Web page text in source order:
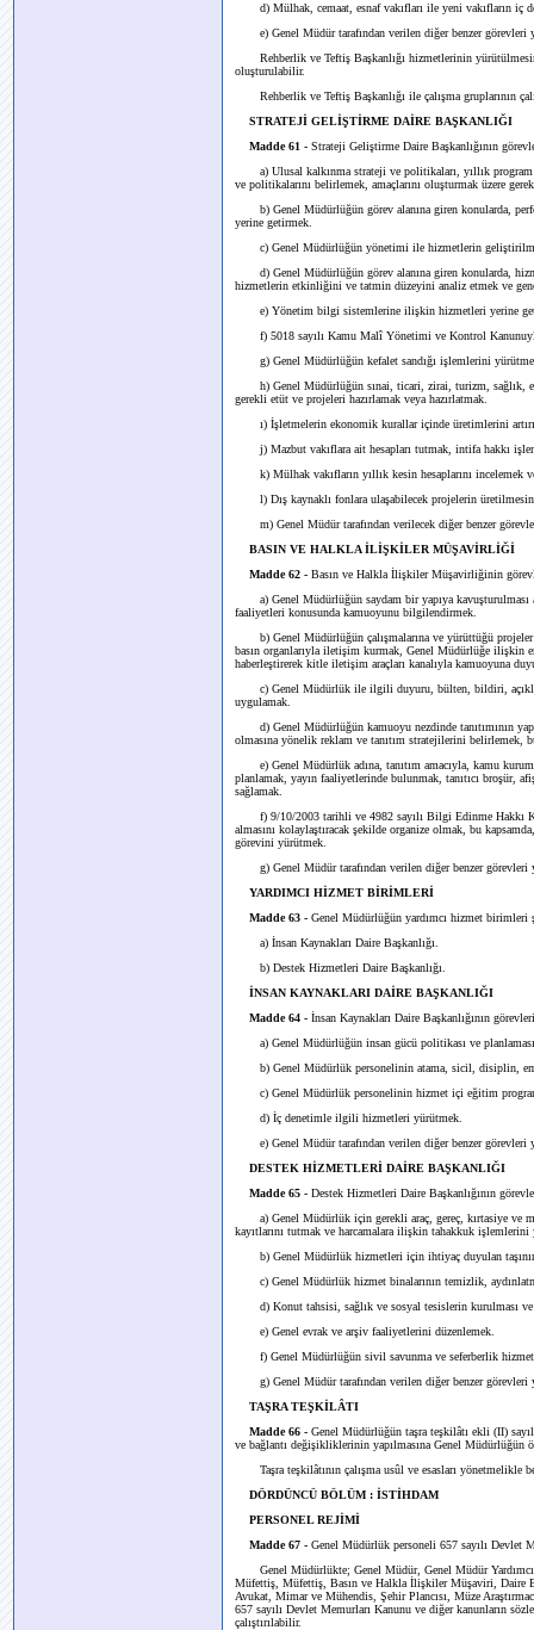
d) Mülhak, cemaat, esnaf vakıfları ile yeni vakıfların iç
e) Genel Müdür tarafından verilen diğer benzer görevleri
Rehberlik ve Teftiş Başkanlığı hizmetlerinin
oluşturulabilir.
Rehberlik ve Teftiş Başkanlığı ile çalışma gruplarının
STRATEJİ GELİŞTİRME DAİRE BAŞKANLIĞI
Madde 61 - Strateji Geliştirme Daire Başkanlığının
a) Ulusal kalkınma strateji ve politikaları, yıllık program
ve politikalarını belirlemek, amaçlarını oluşturmak üzere
b) Genel Müdürlüğün görev alanına giren konularda,
yerine getirmek.
c) Genel Müdürlüğün yönetimi ile hizmetlerin
d) Genel Müdürlüğün görev alanına giren konularda,
hizmetlerin etkinliğini ve tatmin düzeyini analiz etmek ve
e) Yönetim bilgi sistemlerine ilişkin hizmetleri yerine
f) 5018 sayılı Kamu Malî Yönetimi ve Kontrol
g) Genel Müdürlüğün kefalet sandığı işlemlerini
h) Genel Müdürlüğün sınai, ticari, zirai, turizm, sağlık,
gerekli etüt ve projeleri hazırlamak veya hazırlatmak.
ı) İşletmelerin ekonomik kurallar içinde üretimlerini
j) Mazbut vakıflara ait hesapları tutmak, intifa hakkı
k) Mülhak vakıfların yıllık kesin hesaplarını incelemek
l) Dış kaynaklı fonlara ulaşabilecek projelerin
m) Genel Müdür tarafından verilecek diğer benzer
BASIN VE HALKLA İLİŞKİLER MÜŞAVİRLİĞİ
Madde 62 - Basın ve Halkla İlişkiler Müşavirliğinin
a) Genel Müdürlüğün saydam bir yapıya kavuşturulması
faaliyetleri konusunda kamuoyunu bilgilendirmek.
b) Genel Müdürlüğün çalışmalarına ve yürüttüğü
basın organlarıyla iletişim kurmak, Genel Müdürlüğe ilişkin
haberleştirerek kitle iletişim araçları kanalıyla kamuoyuna
c) Genel Müdürlük ile ilgili duyuru, bülten, bildiri,
uygulamak.
d) Genel Müdürlüğün kamuoyu nezdinde tanıtımının
olmasına yönelik reklam ve tanıtım stratejilerini belirlemek,
e) Genel Müdürlük adına, tanıtım amacıyla, kamu
planlamak, yayın faaliyetlerinde bulunmak, tanıtıcı broşür,
sağlamak.
f) 9/10/2003 tarihli ve 4982 sayılı Bilgi Edinme Hakkı
almasını kolaylaştıracak şekilde organize olmak, bu
görevini yürütmek.
g) Genel Müdür tarafından verilen diğer benzer görevleri
YARDIMCI HİZMET BİRİMLERİ
Madde 63 - Genel Müdürlüğün yardımcı hizmet birimleri
a) İnsan Kaynakları Daire Başkanlığı.
b) Destek Hizmetleri Daire Başkanlığı.
İNSAN KAYNAKLARI DAİRE BAŞKANLIĞI
Madde 64 - İnsan Kaynakları Daire Başkanlığının
a) Genel Müdürlüğün insan gücü politikası ve
b) Genel Müdürlük personelinin atama, sicil, disiplin,
c) Genel Müdürlük personelinin hizmet içi eğitim
d) İç denetimle ilgili hizmetleri yürütmek.
e) Genel Müdür tarafından verilen diğer benzer görevleri
DESTEK HİZMETLERİ DAİRE BAŞKANLIĞI
Madde 65 - Destek Hizmetleri Daire Başkanlığının
a) Genel Müdürlük için gerekli araç, gereç, kırtasiye ve
kayıtlarını tutmak ve harcamalara ilişkin tahakkuk işlemlerini
b) Genel Müdürlük hizmetleri için ihtiyaç duyulan taşınır
c) Genel Müdürlük hizmet binalarının temizlik,
d) Konut tahsisi, sağlık ve sosyal tesislerin kurulması
e) Genel evrak ve arşiv faaliyetlerini düzenlemek.
f) Genel Müdürlüğün sivil savunma ve seferberlik
g) Genel Müdür tarafından verilen diğer benzer görevleri
TAŞRA TEŞKİLÂTI
Madde 66 - Genel Müdürlüğün taşra teşkilâtı ekli (II)
ve bağlantı değişikliklerinin yapılmasına Genel
Taşra teşkilâtının çalışma usûl ve esasları yönetmelikle
DÖRDÜNCÜ BÖLÜM : İSTİHDAM
PERSONEL REJİMİ
Madde 67 - Genel Müdürlük personeli 657 sayılı Devlet
Genel Müdürlükte; Genel Müdür, Genel Müdür
Müfettiş, Müfettiş, Basın ve Halkla İlişkiler Müşaviri, Daire
Avukat, Mimar ve Mühendis, Şehir Plancısı, Müze
657 sayılı Devlet Memurları Kanunu ve diğer kanunların
çalıştırılabilir.